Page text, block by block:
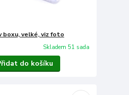
boxu, velké, viz foto
Skladem 51 sada
do košíku